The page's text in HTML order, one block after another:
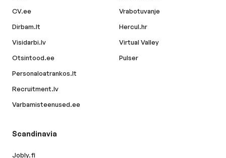
CV.ee
Dirbam.lt
Visidarbi.lv
Otsintood.ee
Personaloatrankos.lt
Recruitment.lv
Varbamisteenused.ee
Vrabotuvanje
Hercul.hr
Virtual Valley
Pulser
Scandinavia
Jobly.fi